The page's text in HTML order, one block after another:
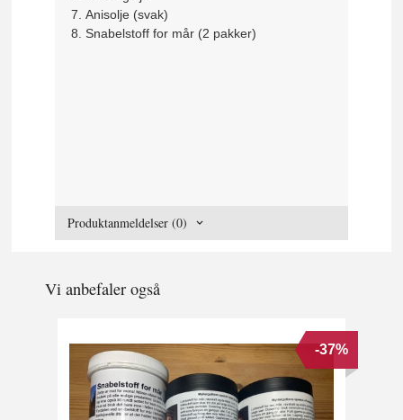
Anisolje (svak)
Snabelstoff for mår (2 pakker)
Produktanmeldelser (0)
Vi anbefaler også
-37%